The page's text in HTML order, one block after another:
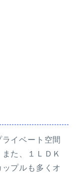
イベート空間
た、１ＬＤＫ
プルも多くオ